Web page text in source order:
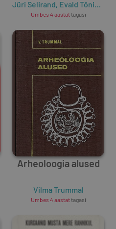
Jüri Selirand, Evald Tõnisson
Umbes 4 aastattagasi
Arheoloogia alused
Vilma Trummal
Umbes 4 aastattagasi